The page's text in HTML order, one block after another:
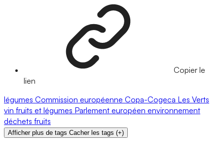
Copier le
lien
légumes Commission européenne Copa-Cogeca Les Verts
vin fruits et légumes Parlement européen environnement
déchets fruits
Afficher plus de tags Cacher les tags (+)